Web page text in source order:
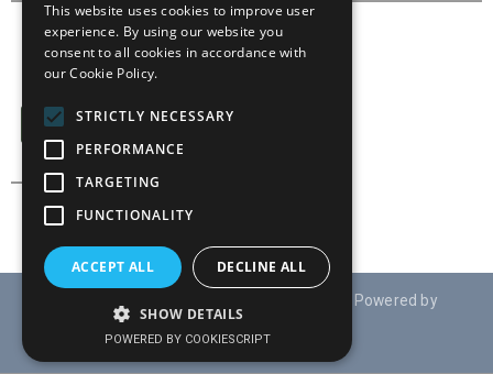
SÍGUENOS EN:
© Derechos reservados 2021 TRAUD S.A ( Powered by
:www.drupaladicto.com
SPANISH
This website uses cookies to improve user
experience. By using our website you
consent to all cookies in accordance with
our Cookie Policy.
STRICTLY NECESSARY
PERFORMANCE
TARGETING
FUNCTIONALITY
ACCEPT ALL DECLINE ALL
SHOW DETAILS
POWERED BY COOKIESCRIPT